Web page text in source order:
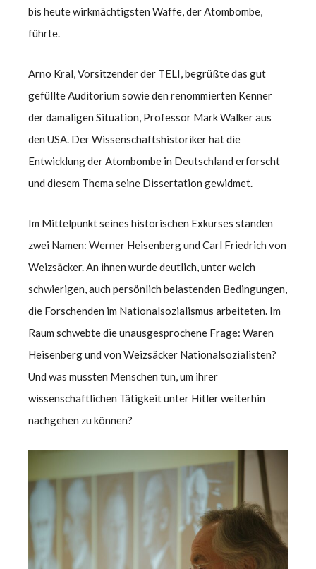
bis heute wirkmächtigsten Waffe, der Atombombe,
führte.
Arno Kral, Vorsitzender der TELI, begrüßte das gut
gefüllte Auditorium sowie den renommierten Kenner
der damaligen Situation, Professor Mark Walker aus
den USA. Der Wissenschaftshistoriker hat die
Entwicklung der Atombombe in Deutschland erforscht
und diesem Thema seine Dissertation gewidmet.
Im Mittelpunkt seines historischen Exkurses standen
zwei Namen: Werner Heisenberg und Carl Friedrich von
Weizsäcker. An ihnen wurde deutlich, unter welch
schwierigen, auch persönlich belastenden Bedingungen,
die Forschenden im Nationalsozialismus arbeiteten. Im
Raum schwebte die unausgesprochene Frage: Waren
Heisenberg und von Weizsäcker Nationalsozialisten?
Und was mussten Menschen tun, um ihrer
wissenschaftlichen Tätigkeit unter Hitler weiterhin
nachgehen zu können?